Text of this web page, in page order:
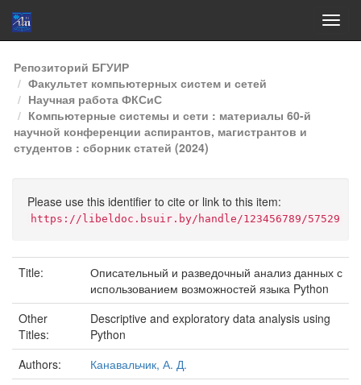
Skip
navigation
Репозиторий БГУИР
Факультет компьютерных систем и сетей
Научная работа ФКСиС
Компьютерные системы и сети : материалы 60-й
научной конференции аспирантов, магистрантов и
студентов : сборник статей (2024)
Please use this identifier to cite or link to this item:
https://libeldoc.bsuir.by/handle/123456789/57529
Title:
Описательный и разведочный анализ данных с
использованием возможностей языка Python
Other
Titles:
Descriptive and exploratory data analysis using
Python
Authors:
Канавальчик, А. Д.